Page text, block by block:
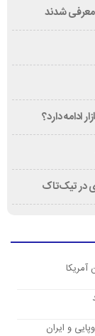
شدند
ادامه دارد؟
در تیک‌تاک
و ایران